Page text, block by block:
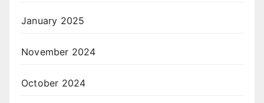
January 2025
November 2024
October 2024